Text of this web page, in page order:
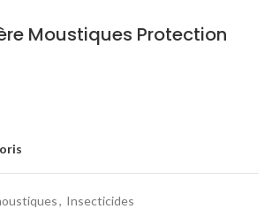
Moustiques Protection
, Insecticides